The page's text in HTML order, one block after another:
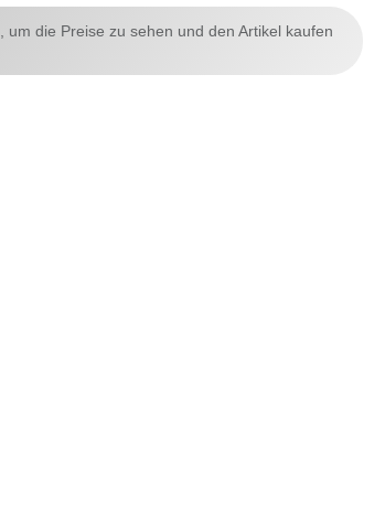
um die Preise zu sehen und den Artikel kaufen